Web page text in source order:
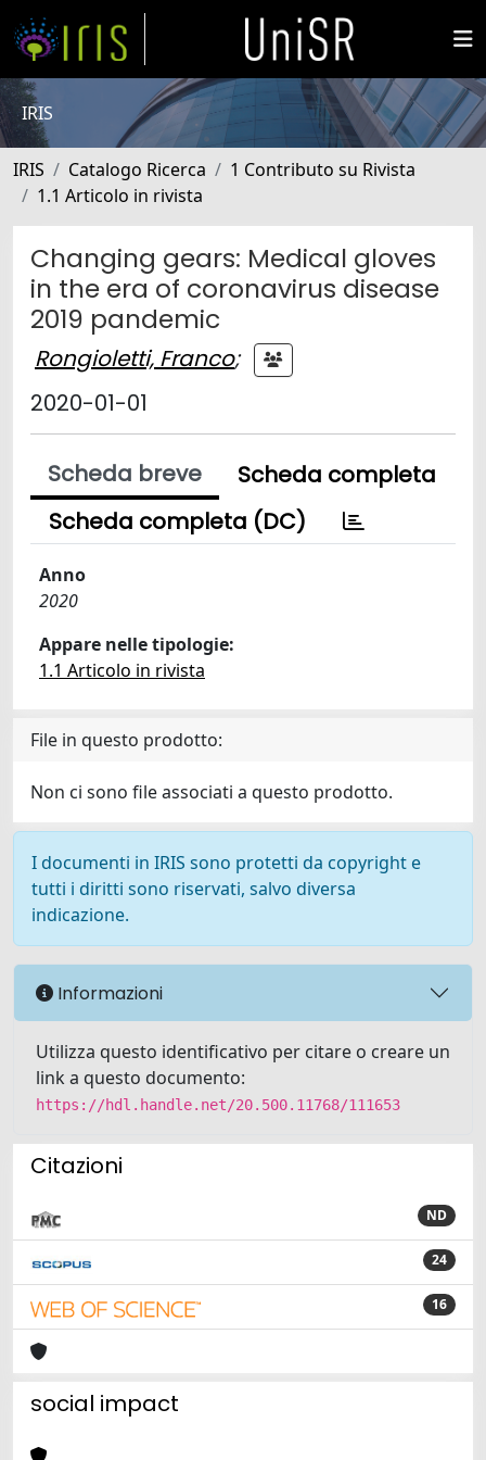
IRIS
IRIS Catalogo Ricerca
1 Contributo su Rivista
1.1 Articolo in rivista
Changing gears: Medical gloves
in the era of coronavirus disease
2019 pandemic
Rongioletti, Franco;
2020-01-01
Scheda breve
Scheda completa
Scheda completa (DC)
Anno
2020
Appare nelle tipologie:
1.1 Articolo in rivista
File in questo prodotto:
Non ci sono file associati a questo prodotto.
I documenti in IRIS sono protetti da copyright e
tutti i diritti sono riservati, salvo diversa
indicazione.
Informazioni
Utilizza questo identificativo per citare o creare un
link a questo documento:
https://hdl.handle.net/20.500.11768/111653
Citazioni
ND
24
16
social impact